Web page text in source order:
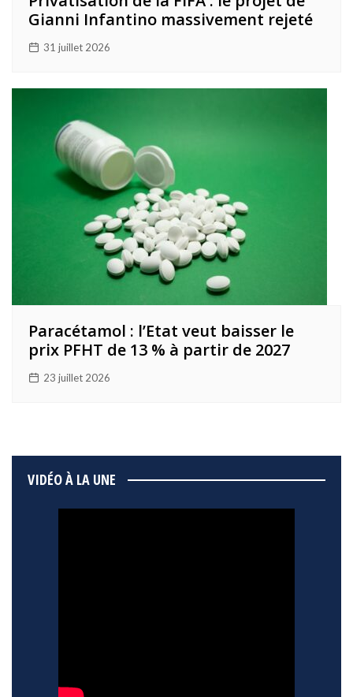
Gianni Infantino massivement rejeté
31 juillet 2026
Paracétamol : l’Etat veut baisser le
prix PFHT de 13 % à partir de 2027
23 juillet 2026
VIDÉO À LA UNE